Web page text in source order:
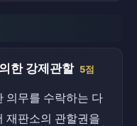
한 강제관할 5점
의무를 수락하는 다
재판소의 관할권을